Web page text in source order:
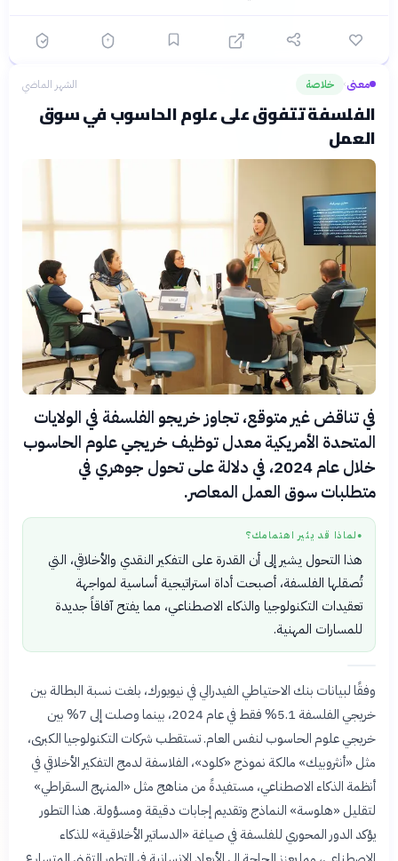
معنى› خلاصة الشهر الماضي
الفلسفة تتفوق على علوم الحاسوب في سوق
العمل
في تناقض غير متوقع، تجاوز خريجو الفلسفة في الولايات
المتحدة الأمريكية معدل توظيف خريجي علوم الحاسوب
خلال عام 2024، في دلالة على تحول جوهري في
متطلبات سوق العمل المعاصر.
● لماذا قد يثير اهتمامك؟
هذا التحول يشير إلى أن القدرة على التفكير النقدي والأخلاقي، التي
تُصقلها الفلسفة، أصبحت أداة استراتيجية أساسية لمواجهة
تعقيدات التكنولوجيا والذكاء الاصطناعي، مما يفتح آفاقاً جديدة
للمسارات المهنية.
وفقًا لبيانات بنك الاحتياطي الفيدرالي في نيويورك، بلغت نسبة البطالة بين
خريجي الفلسفة 5.1% فقط في عام 2024، بينما وصلت إلى 7% بين
خريجي علوم الحاسوب لنفس العام. تستقطب شركات التكنولوجيا الكبرى،
مثل «أنثروبيك» مالكة نموذج «كلود»، الفلاسفة لدمج التفكير الأخلاقي في
أنظمة الذكاء الاصطناعي، مستفيدةً من مناهج مثل «المنهج السقراطي»
لتقليل «هلوسة» النماذج وتقديم إجابات دقيقة ومسؤولة. هذا التطور
يؤكد الدور المحوري للفلسفة في صياغة «الدساتير الأخلاقية» للذكاء